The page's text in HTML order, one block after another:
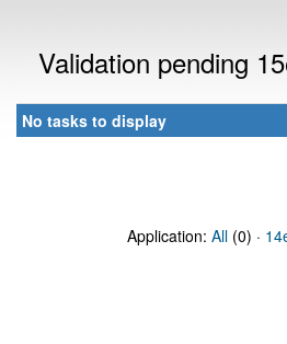
Validation pending
No tasks to display
Application: All (0) ·